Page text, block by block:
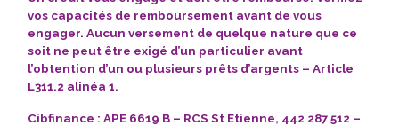
vos capacités de remboursement avant de vous
engager.Aucun versement de quelque nature que ce
soit ne peut être exigé d’un particulier avant
l’obtention d’un ou plusieurs prêts d’argents – Article
L311.2 alinéa 1.
Cibfinance : APE 6619 B – RCS St Etienne, 442 287 512 –